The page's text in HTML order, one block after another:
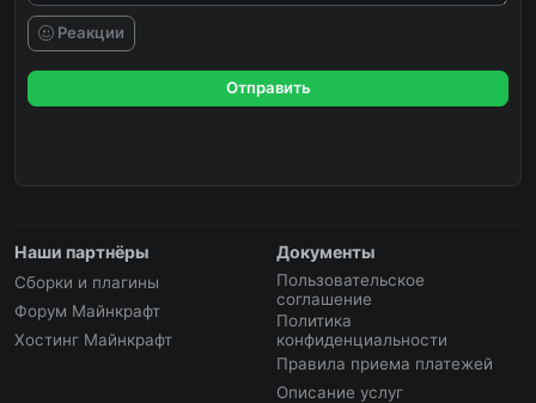
Реакции
Отправить
Наши партнёры
Сборки и плагины
Форум Майнкрафт
Хостинг Майнкрафт
Документы
Пользовательское
соглашение
Политика
конфиденциальности
Правила приема платежей
Описание услуг